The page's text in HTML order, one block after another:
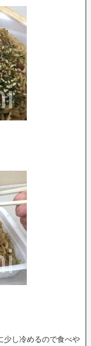
少し冷めるので食べや